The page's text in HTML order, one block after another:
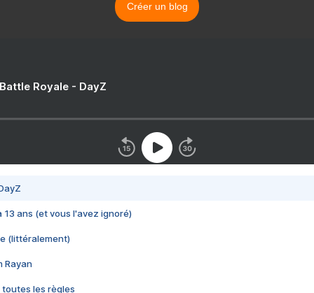
Créer un blog
Royale - DayZ
13 ans (et vous l'avez ignoré)
(littéralement)
Rayan
toutes les règles